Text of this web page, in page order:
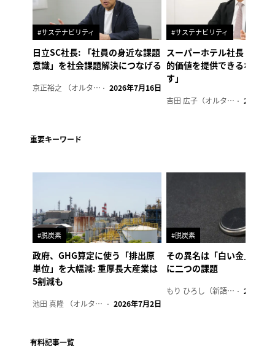
#サステナビリティ
日立SC社長: 「社員の身近な課題
意識」を社会課題解決につなげる
京正裕之 （オルタナ副編集長） 2026年7月16日
#サステナビリティ
スーパーホテル社長「地域
的価値を提供できるホテル
す」
吉田 広子（オルタナ輪番編集長） 2026年6
重要キーワード
#脱炭素
政府、GHG算定に使う「排出原
単位」を大幅減: 重厚長大産業は
5割減も
池田 真隆 （オルタナ輪番編集長） 2026年7月2日
#脱炭素
その異名は「白い金」、リ
に二つの課題
もり ひろし（新語ウォッチャー） 2023年7
有料記事一覧